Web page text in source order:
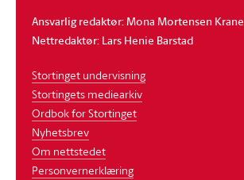
Ansvarlig redaktør: Mona Mortensen Krane
Nettredaktør: Lars Henie Barstad
Stortinget undervisning
Stortingets mediearkiv
Ordbok for Stortinget
Nyhetsbrev
Om nettstedet
Personvernerklæring